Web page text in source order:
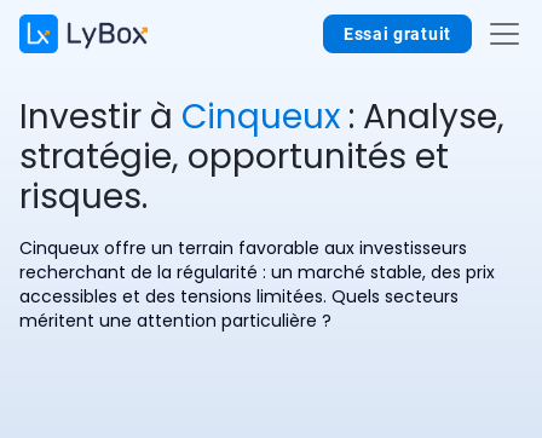
Essai gratuit
Investir à Cinqueux : Analyse,
stratégie, opportunités et
risques.
Cinqueux offre un terrain favorable aux investisseurs
recherchant de la régularité : un marché stable, des prix
accessibles et des tensions limitées. Quels secteurs
méritent une attention particulière ?